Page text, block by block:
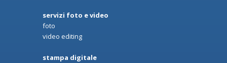
servizi foto e video
foto
video editing
stampa digitale